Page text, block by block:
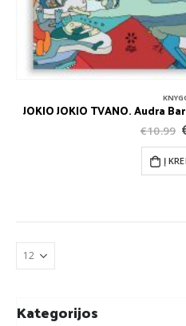
JOKIO JOKIO TVANO. Audra
€10.99
Į
Kategorijos